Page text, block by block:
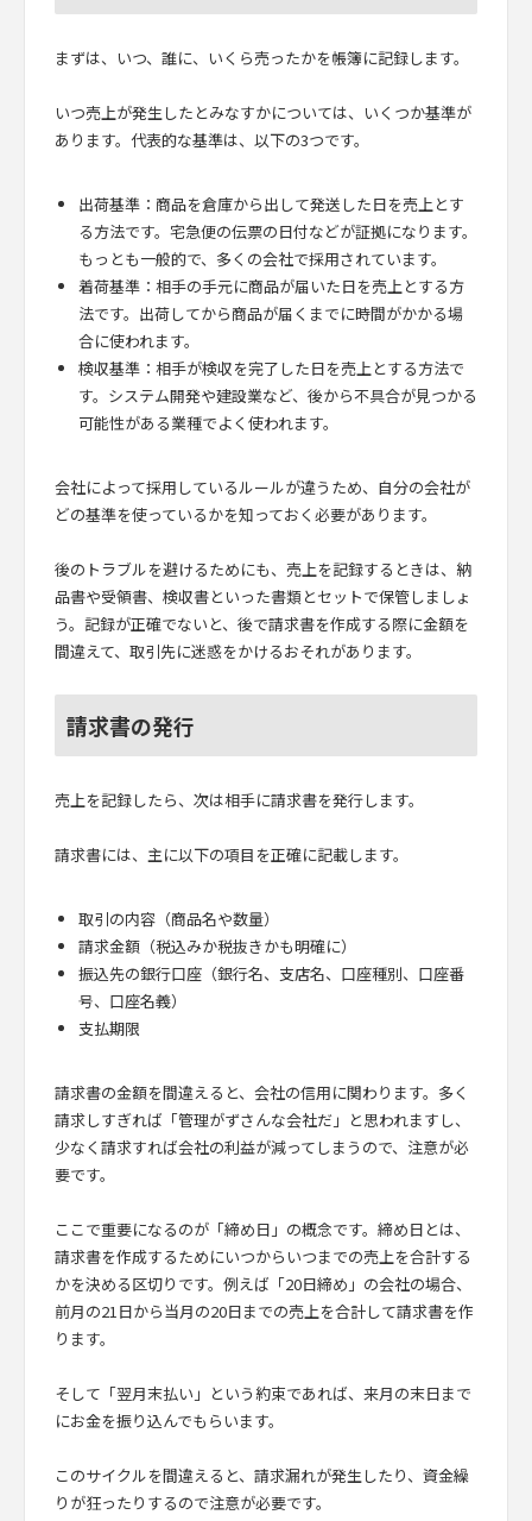
まずは、いつ、誰に、いくら売ったかを帳簿に記録します。
いつ売上が発生したとみなすかについては、いくつか基準が
あります。代表的な基準は、以下の3つです。
出荷基準：商品を倉庫から出して発送した日を売上とす
る方法です。宅急便の伝票の日付などが証拠になります。
もっとも一般的で、多くの会社で採用されています。
着荷基準：相手の手元に商品が届いた日を売上とする方
法です。出荷してから商品が届くまでに時間がかかる場
合に使われます。
検収基準：相手が検収を完了した日を売上とする方法で
す。システム開発や建設業など、後から不具合が見つかる
可能性がある業種でよく使われます。
会社によって採用しているルールが違うため、自分の会社が
どの基準を使っているかを知っておく必要があります。
後のトラブルを避けるためにも、売上を記録するときは、納
品書や受領書、検収書といった書類とセットで保管しましょ
う。記録が正確でないと、後で請求書を作成する際に金額を
間違えて、取引先に迷惑をかけるおそれがあります。
請求書の発行
売上を記録したら、次は相手に請求書を発行します。
請求書には、主に以下の項目を正確に記載します。
取引の内容（商品名や数量）
請求金額（税込みか税抜きかも明確に）
振込先の銀行口座（銀行名、支店名、口座種別、口座番
号、口座名義）
支払期限
請求書の金額を間違えると、会社の信用に関わります。多く
請求しすぎれば「管理がずさんな会社だ」と思われますし、
少なく請求すれば会社の利益が減ってしまうので、注意が必
要です。
ここで重要になるのが「締め日」の概念です。締め日とは、
請求書を作成するためにいつからいつまでの売上を合計する
かを決める区切りです。例えば「20日締め」の会社の場合、
前月の21日から当月の20日までの売上を合計して請求書を作
ります。
そして「翌月末払い」という約束であれば、来月の末日まで
にお金を振り込んでもらいます。
このサイクルを間違えると、請求漏れが発生したり、資金繰
りが狂ったりするので注意が必要です。